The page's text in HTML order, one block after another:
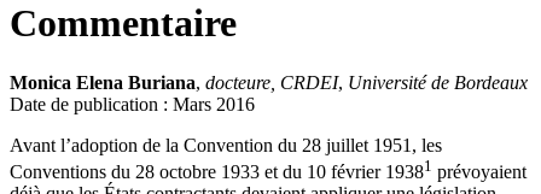
Commentaire
Monica Elena Buriana, docteure, CRDEI, Université de Bordeaux
Date de publication : Mars 2016
Avant l’adoption de la Convention du 28 juillet 1951, les
Conventions du 28 octobre 1933 et du 10 février 19381 prévoyaient